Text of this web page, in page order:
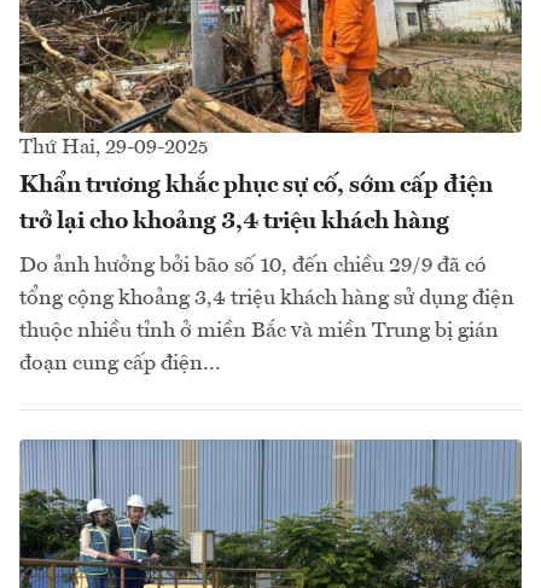
Thứ Hai, 29-09-2025
Khẩn trương khắc phục sự cố, sớm cấp điện
trở lại cho khoảng 3,4 triệu khách hàng
Do ảnh hưởng bởi bão số 10, đến chiều 29/9 đã có
tổng cộng khoảng 3,4 triệu khách hàng sử dụng điện
thuộc nhiều tỉnh ở miền Bắc và miền Trung bị gián
đoạn cung cấp điện...